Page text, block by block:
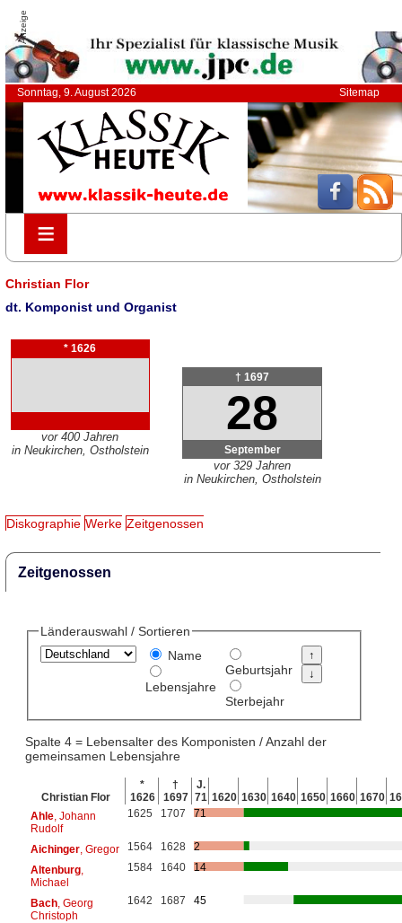
Anzeige
Sonntag, 9. August 2026 Sitemap
≡
≡
Christian Flor
dt. Komponist und Organist
* 1626
vor 400 Jahren
in Neukirchen, Ostholstein
† 1697
28
September
vor 329 Jahren
in Neukirchen, Ostholstein
Diskographie Werke Zeitgenossen
Zeitgenossen
Länderauswahl / Sortieren
Name
Lebensjahre
Geburtsjahr
Sterbejahr
Spalte 4 = Lebensalter des Komponisten / Anzahl der
gemeinsamen Lebensjahre
Christian Flor
*
1626
†
1697
J.
71 1620 1630 1640 1650 1660 1670
Ahle, Johann
Rudolf
1625 1707 71
Aichinger, Gregor 1564 1628
2
Altenburg,
Michael
1584 1640 14
Bach, Georg
Christoph
1642 1687 45